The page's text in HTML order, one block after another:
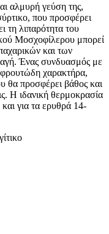
αλμυρή γεύση της,
που προσφέρει
τη λιπαρότητα του
Μοσχοφίλερου μπορεί
και των
Ένας συνδυασμός με
χαρακτήρα,
θα προσφέρει βάθος και
Η ιδανική θερμοκρασία
και για τα ερυθρά 14-